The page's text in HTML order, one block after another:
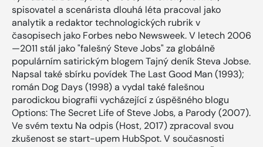
spisovatel a scenárista dlouhá léta pracoval jako
analytik a redaktor technologických rubrik v
časopisech jako Forbes nebo Newsweek. V letech 2006
—2011 stál jako "falešný Steve Jobs" za globálně
populárním satirickým blogem Tajný deník Steva Jobse.
Napsal také sbírku povídek The Last Good Man (1993);
román Dog Days (1998) a vydal také falešnou
parodickou biografii vycházející z úspěšného blogu
Options: The Secret Life of Steve Jobs, a Parody (2007).
Ve svém textu Na odpis (Host, 2017) zpracoval svou
zkušenost se start-upem HubSpot. V současnosti